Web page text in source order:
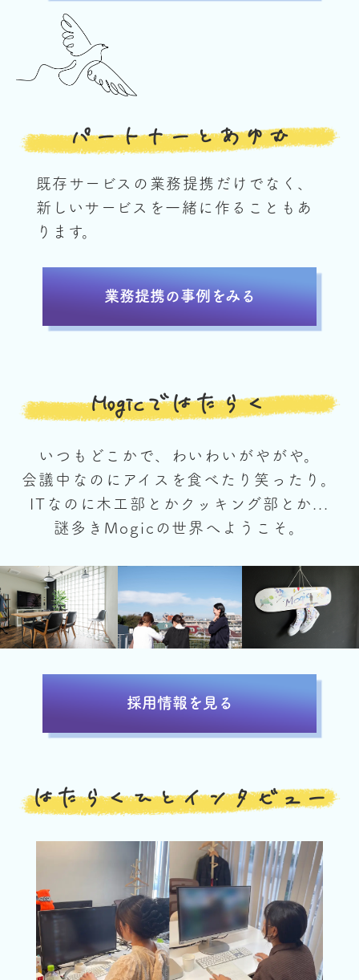
パートナーとあゆむ
既存サービスの業務提携だけでなく、
新しいサービスを一緒に作ることもあ
ります。
業務提携の事例をみる
Mogicではたらく
いつもどこかで、わいわいがやがや。
会議中なのにアイスを食べたり笑ったり。
ITなのに木工部とかクッキング部とか...
謎多きMogicの世界へようこそ。
採用情報を見る
はたらくひとインタビュー